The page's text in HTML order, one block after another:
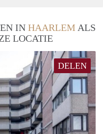
IN HAARLEM ALS
LOCATIE
DELEN